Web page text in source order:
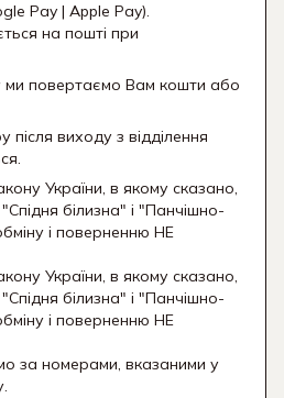
Pay | Apple Pay).
на пошті при
ми повертаємо Вам кошти або
після виходу з відділення
України, в якому сказано,
білизна" і "Панчішно-
і поверненню НЕ
України, в якому сказано,
білизна" і "Панчішно-
і поверненню НЕ
за номерами, вказаними у